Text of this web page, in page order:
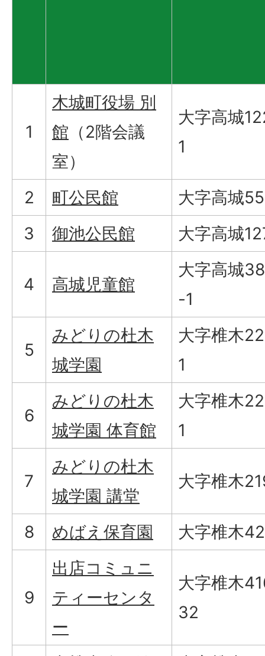
1
木城町役場 別
館 （2階会議
室）
大字高城
1
2 町公民館
大字高城
3
御池公民館 大字高城
4 高城児童館
大字高城
-1
5
みどりの杜木
城学園
大字椎木
1
6
みどりの杜木
城学園 体育館
大字椎木
1
7
みどりの杜木
城学園 講堂
大字椎木
8 めばえ保育園 大字椎木
9
出店コミュニ
ティーセンタ
ー
大字椎木
32